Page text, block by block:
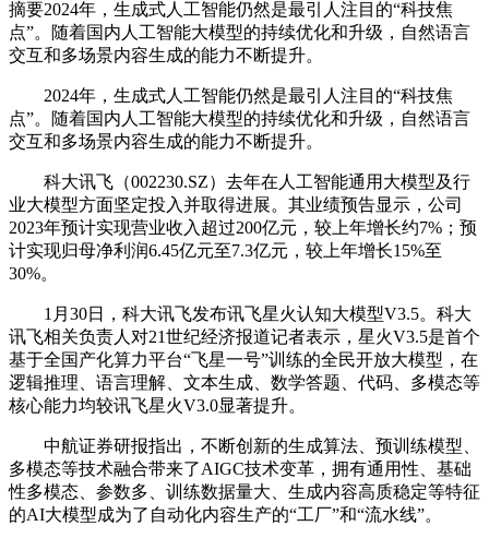
摘要2024年，生成式人工智能仍然是最引人注目的“科技焦
点”。随着国内人工智能大模型的持续优化和升级，自然语言
交互和多场景内容生成的能力不断提升。
2024年，生成式人工智能仍然是最引人注目的“科技焦
点”。随着国内人工智能大模型的持续优化和升级，自然语言
交互和多场景内容生成的能力不断提升。
科大讯飞（002230.SZ）去年在人工智能通用大模型及行
业大模型方面坚定投入并取得进展。其业绩预告显示，公司
2023年预计实现营业收入超过200亿元，较上年增长约7%；预
计实现归母净利润6.45亿元至7.3亿元，较上年增长15%至
30%。
1月30日，科大讯飞发布讯飞星火认知大模型V3.5。科大
讯飞相关负责人对21世纪经济报道记者表示，星火V3.5是首个
基于全国产化算力平台“飞星一号”训练的全民开放大模型，在
逻辑推理、语言理解、文本生成、数学答题、代码、多模态等
核心能力均较讯飞星火V3.0显著提升。
中航证券研报指出，不断创新的生成算法、预训练模型、
多模态等技术融合带来了AIGC技术变革，拥有通用性、基础
性多模态、参数多、训练数据量大、生成内容高质稳定等特征
的AI大模型成为了自动化内容生产的“工厂”和“流水线”。